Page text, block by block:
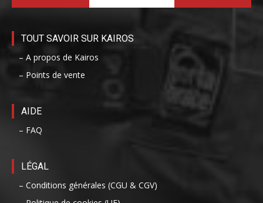
TOUT SAVOIR SUR KAIROS
– A propos de Kairos
– Points de vente
AIDE
– FAQ
LÉGAL
– Conditions générales (CGU & CGV)